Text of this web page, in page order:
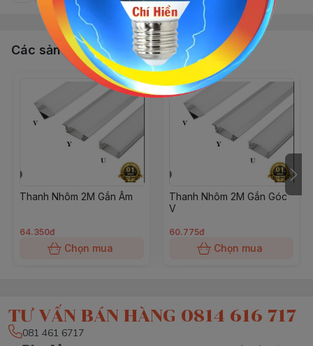
Các sản phẩm, dịch vụ khác
Thanh Nhôm 2M Gắn Âm
64.350đ
Chọn mua
Thanh Nhôm 2M Gắn Góc
V
60.775đ
Chọn mua
TƯ VẤN BÁN HÀNG 0814 616 717
081 461 6717